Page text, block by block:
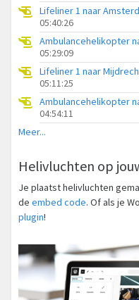
Lifeliner 1 naar
05:40:26
05:29:09
Lifeliner 1 naar
05:11:25
04:54:11
Meer...
Helivluchten op
Je plaatst helivluchten
de embed code. Of als je
plugin!